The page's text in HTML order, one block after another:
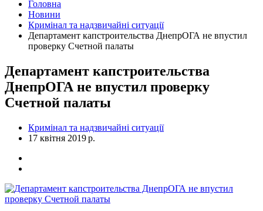
Головна
Новини
Кримінал та надзвичайні ситуації
Департамент капстроительства ДнепрОГА не впустил
проверку Счетной палаты
Департамент капстроительства
ДнепрОГА не впустил проверку
Счетной палаты
Кримінал та надзвичайні ситуації
17 квітня 2019 р.